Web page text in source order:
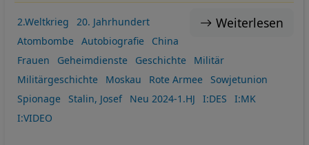
Weiterlesen
2.Weltkrieg
20. Jahrhundert
Atombombe
Autobiografie
China
Frauen
Geheimdienste Geschichte
Militär
Militärgeschichte
Moskau Rote Armee
Sowjetunion
Spionage
Stalin, Josef Neu 2024-1.HJ I:DES
I:MK
I:VIDEO